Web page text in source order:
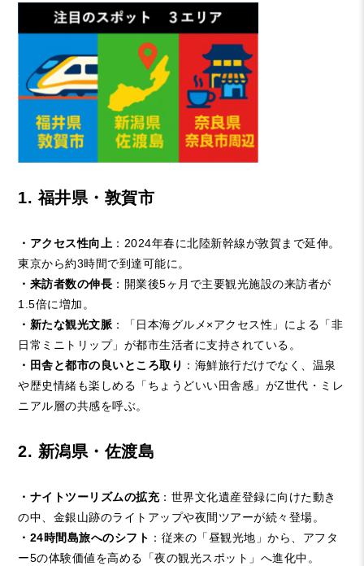
1. 福井県・敦賀市
・アクセス性向上 ：2024年春に北陸新幹線が敦賀まで延伸。
東京から約3時間で到達可能に。
・来訪者数の伸長 ：開業後5ヶ月で主要観光施設の来訪者が
1.5倍に増加。
・新たな観光文脈：「日本海グルメ×アクセス性」による「非
日常ミニトリップ」が都市生活者に支持されている。
・田舎と都市の良いところ取り ：海鮮旅行だけでなく、温泉
や歴史情緒も楽しめる「ちょうどいい田舎感」がZ世代・ミレ
ニアル層の共感を呼ぶ。
2. 新潟県・佐渡島
・ナイトツーリズムの拡充：世界文化遺産登録に向けた動き
の中、金銀山跡のライトアップや夜間ツアーが続々登場。
・24時間島旅へのシフト ：従来の「昼観光地」から、アフタ
ー5の体験価値を高める「夜の観光スポット」へ進化中。